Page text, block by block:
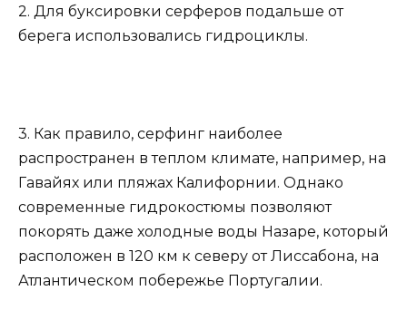
2. Для буксировки серферов подальше от
берега использовались гидроциклы.
3. Как правило, серфинг наиболее
распространен в теплом климате, например, на
Гавайях или пляжах Калифорнии. Однако
современные гидрокостюмы позволяют
покорять даже холодные воды Назаре, который
расположен в 120 км к северу от Лиссабона, на
Атлантическом побережье Португалии.